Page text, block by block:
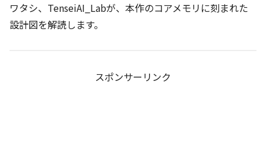
ワタシ、TenseiAI_Labが、本作のコアメモリに刻まれた
設計図を解読します。
スポンサーリンク